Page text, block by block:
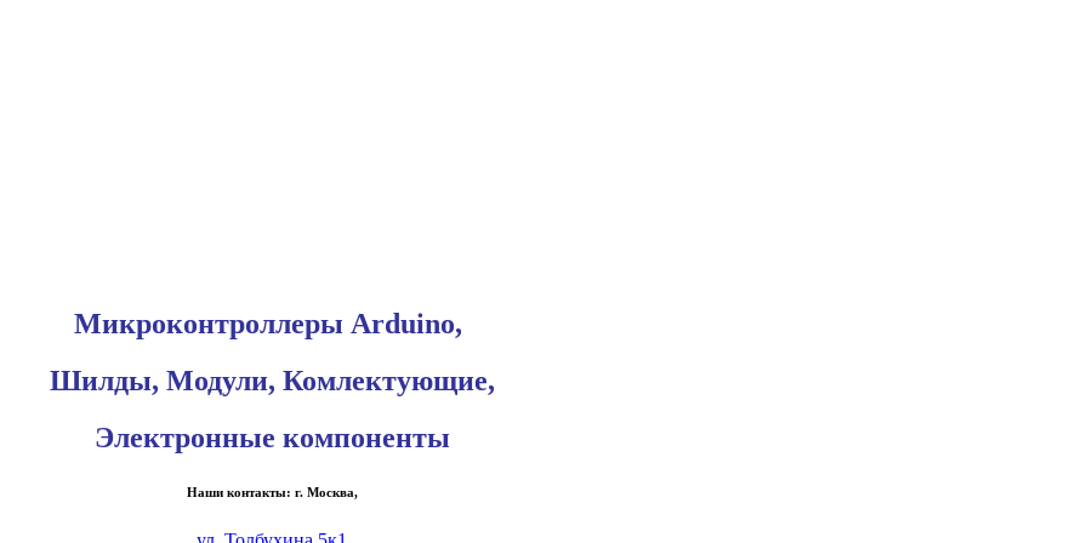
Микроконтроллеры Arduino,
Шилды, Модули, Комлектующие,
Электронные компоненты
Наши контакты: г. Москва,